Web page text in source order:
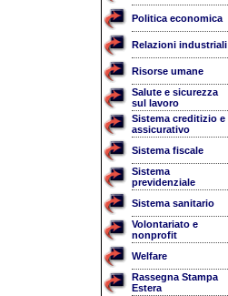
Politica economica
Relazioni industriali
Risorse umane
Salute e sicurezza
sul lavoro
Sistema creditizio e
assicurativo
Sistema fiscale
Sistema
previdenziale
Sistema sanitario
Volontariato e
nonprofit
Welfare
Rassegna Stampa
Estera